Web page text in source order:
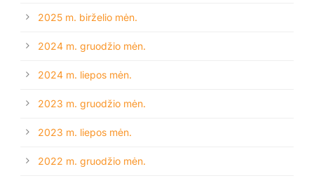
2025 m. birželio mėn.
2024 m. gruodžio mėn.
2024 m. liepos mėn.
2023 m. gruodžio mėn.
2023 m. liepos mėn.
2022 m. gruodžio mėn.